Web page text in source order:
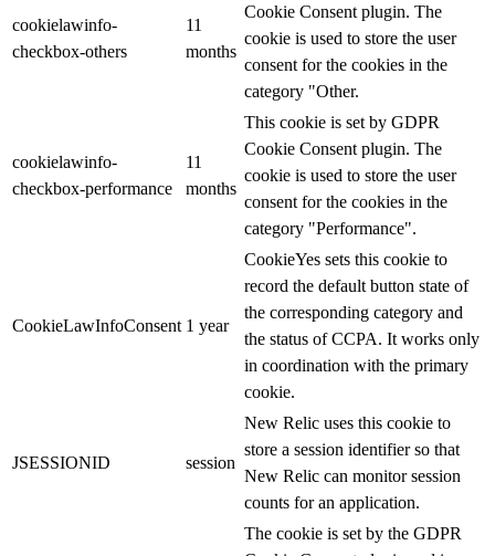
cookielawinfo-
checkbox-others
11
months
Cookie Consent plugin. The
cookie is used to store the user
consent for the cookies in the
category "Other.
cookielawinfo-
checkbox-performance
11
months
This cookie is set by GDPR
Cookie Consent plugin. The
cookie is used to store the user
consent for the cookies in the
category "Performance".
CookieLawInfoConsent 1 year
CookieYes sets this cookie to
record the default button state of
the corresponding category and
the status of CCPA. It works only
in coordination with the primary
cookie.
JSESSIONID session
New Relic uses this cookie to
store a session identifier so that
New Relic can monitor session
counts for an application.
The cookie is set by the GDPR